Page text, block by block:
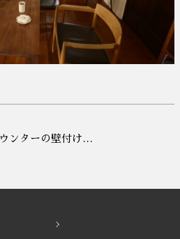
ンターの壁付け…